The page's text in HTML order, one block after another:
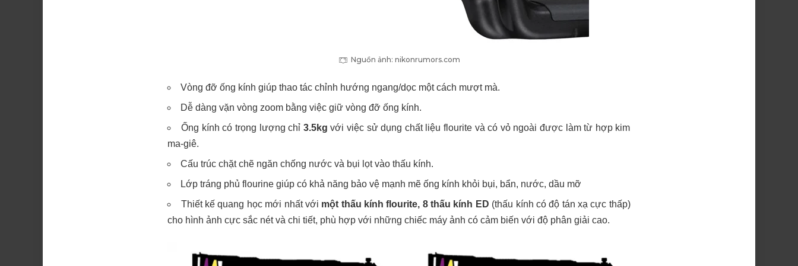
Nguồn ảnh: nikonrumors.com
Vòng đỡ ống kính giúp thao tác chỉnh hướng ngang/dọc một cách mượt mà.
Dễ dàng vặn vòng zoom bằng việc giữ vòng đỡ ống kính.
Ống kính có trọng lượng chỉ 3.5kg với việc sử dụng chất liệu flourite và có vỏ ngoài được làm từ hợp kim
ma-giê.
Cấu trúc chặt chẽ ngăn chống nước và bụi lọt vào thấu kính.
Lớp tráng phủ flourine giúp có khả năng bảo vệ mạnh mẽ ống kính khỏi bụi, bẩn, nước, dầu mỡ
Thiết kế quang học mới nhất với một thấu kính flourite, 8 thấu kính ED (thấu kính có độ tán xạ cực thấp)
cho hình ảnh cực sắc nét và chi tiết, phù hợp với những chiếc máy ảnh có cảm biến với độ phân giải cao.